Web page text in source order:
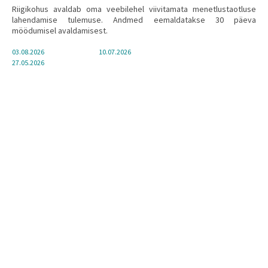
Riigikohus avaldab oma veebilehel viivitamata menetlustaotluse
lahendamise tulemuse. Andmed eemaldatakse 30 päeva
möödumisel avaldamisest.
03.08.2026
10.07.2026
27.05.2026